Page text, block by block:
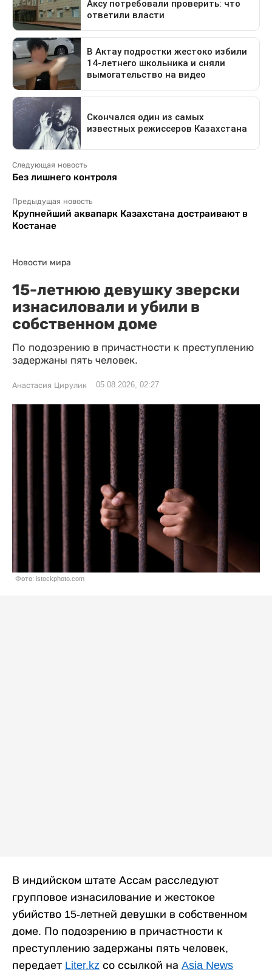
Следующая новость
Без лишнего контроля
Предыдущая новость
Крупнейший аквапарк Казахстана достраивают в
Костанае
Новости мира
15-летнюю девушку зверски
изнасиловали и убили в
собственном доме
По подозрению в причастности к преступлению
задержаны пять человек.
Анастасия Цирулик 05.08.2026, 02:27
Фото: istockphoto.com
В индийском штате Ассам расследуют
групповое изнасилование и жестокое
убийство 15-летней девушки в собственном
доме. По подозрению в причастности к
преступлению задержаны пять человек,
передает Liter.kz со ссылкой на Asia News